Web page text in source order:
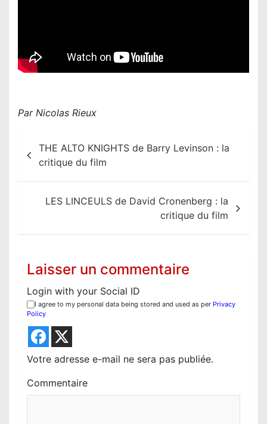
Par Nicolas Rieux
THE ALTO KNIGHTS de Barry Levinson : la
critique du film
LES LINCEULS de David Cronenberg : la
critique du film
Laisser un commentaire
Login with your Social ID
I agree to my personal data being stored and used as per Privacy
Policy
Votre adresse e-mail ne sera pas publiée.
Commentaire